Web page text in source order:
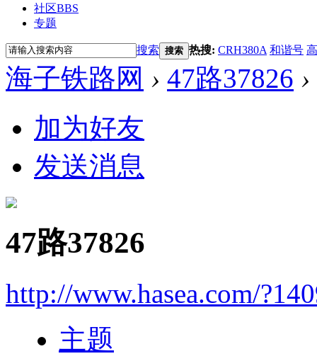
社区BBS
专题
搜索 搜索 热搜: CRH380A 和谐号
海子铁路网 › 47路37826 ›
加为好友
发送消息
47路37826
http://www.hasea.com/
主题